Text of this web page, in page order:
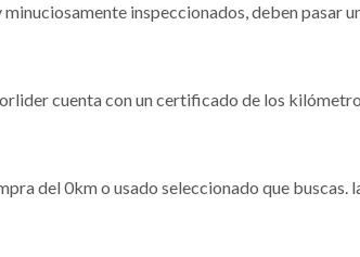
inspeccionados, deben
cuenta con un certificado de los
del 0km o usado seleccionado que buscas.